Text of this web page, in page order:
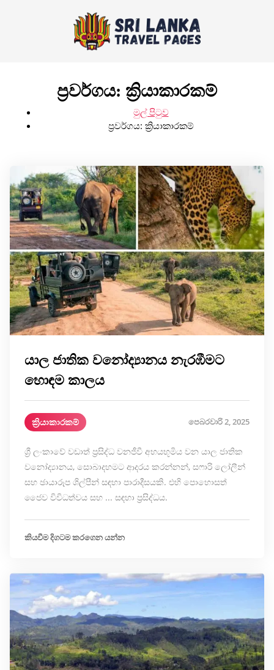
ප්‍රවර්ගය: ක්‍රියාකාරකම්
මුල් පිටුව
ප්‍රවර්ගය: ක්‍රියාකාරකම්
යාල ජාතික වනෝද්‍යානය නැරඹීමට
හොඳම කාලය
ක්‍රියාකාරකම් පෙබරවාරි 2, 2025
ශ්‍රී ලංකාවේ වඩාත් ප්‍රසිද්ධ වනජීවී අභයභූමිය වන යාල ජාතික
වනෝද්‍යානය, සොබාදහමට ආදරය කරන්නන්, සෆාරි ලෝලීන්
සහ ඡායාරූප ශිල්පීන් සඳහා පාරාදීසයකි. එහි පොහොසත්
ජෛව විවිධත්වය සහ ... සඳහා ප්‍රසිද්ධය.
කියවීම දිගටම කරගෙන යන්න